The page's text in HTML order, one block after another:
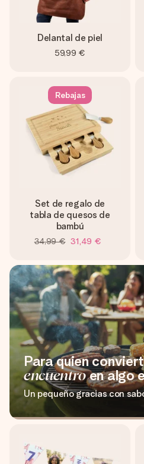
Delantal de piel
59,99 €
Rebajas
Set de regalo de
tabla de quesos de
bambú
34,99 € 31,49 €
Para quien
encuentroen algo
Un pequeño gracias con